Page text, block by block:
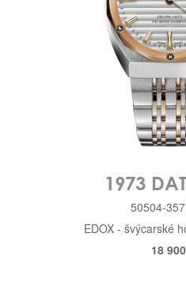
1973
50504-
EDOX - švýcarské
18